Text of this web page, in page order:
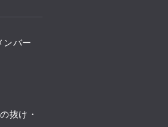
ンバー
抜け・